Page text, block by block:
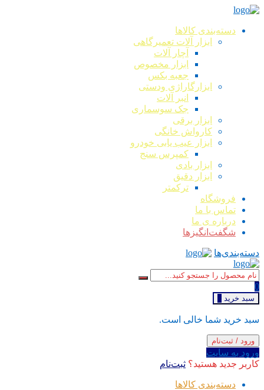
دسته‌بندی کالاها
ابزار آلات تعمیرگاهی
آچار آلات
ابزار مخصوص
جعبه بکس
ابزارگاراژی ودستی
انبر آلات
جک سوسماری
ابزار برقی
کارواش خانگی
ابزار عیب یابی خودرو
کمپرس سنج
ابزار بادی
ابزار دقیق
ترکمتر
فروشگاه
تماس با ما
درباره ی ما
شگفت‌انگیزها
دسته‌بندی‌ها
0
سبد خرید
سبد خرید شما خالی است.
ورود / ثبت‌نام
ورود به سایت
کاربر جدید هستید؟ ثبت‌نام
دسته‌بندی کالاها